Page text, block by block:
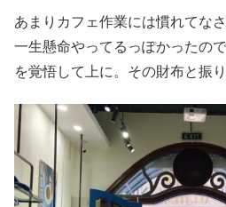
あまりカフェ作業には慣れてな
一生懸命やってるっぽかったの
を覚悟して上に。その財布と振